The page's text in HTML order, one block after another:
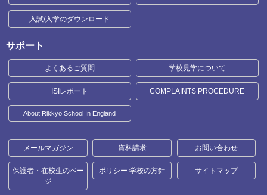
入試/入学のダウンロード
サポート
よくあるご質問 学校見学について
ISIレポート COMPLAINTS PROCEDURE
About Rikkyo School In England
メールマガジン 資料請求 お問い合わせ
保護者・在校生のペー
ジ
ポリシー 学校の方針 サイトマップ